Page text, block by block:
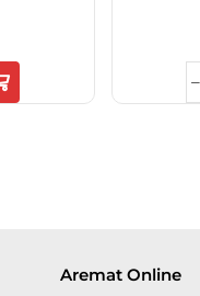
Aremat Online